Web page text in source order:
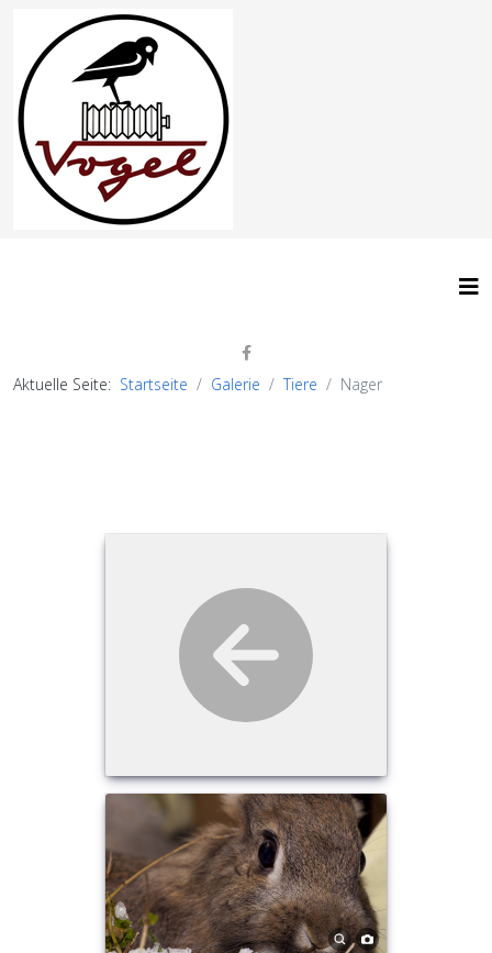
Aktuelle Seite: Startseite Galerie Tiere Nager